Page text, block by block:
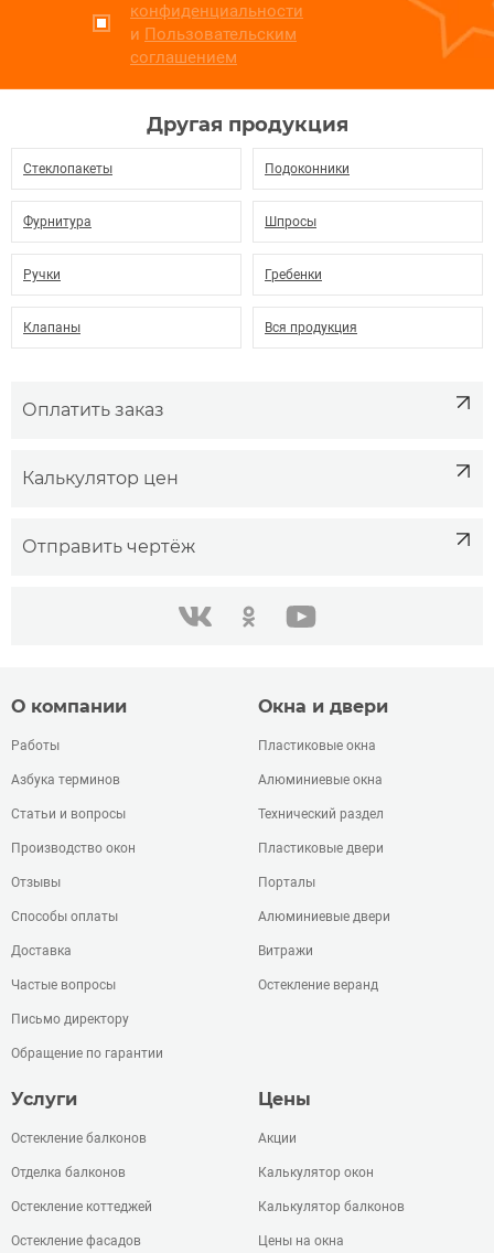
конфиденциальности
и Пользовательским
соглашением
Другая продукция
Стеклопакеты Подоконники
Фурнитура Шпросы
Ручки Гребенки
Клапаны Вся продукция
Оплатить заказ
Калькулятор цен
Отправить чертёж
в контакте одноклассники youtube
О компании
Работы
Азбука терминов
Статьи и вопросы
Производство окон
Отзывы
Способы оплаты
Доставка
Частые вопросы
Письмо директору
Обращение по гарантии
Окна и двери
Пластиковые окна
Алюминиевые окна
Технический раздел
Пластиковые двери
Порталы
Алюминиевые двери
Витражи
Остекление веранд
Услуги
Остекление балконов
Отделка балконов
Остекление коттеджей
Остекление фасадов
Цены
Акции
Калькулятор окон
Калькулятор балконов
Цены на окна